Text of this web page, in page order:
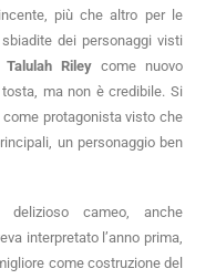
più che altro per le
dei personaggi visti
Talulah Rileycome nuovo
ma non è credibile. Si
come protagonista visto che
un personaggio ben
cameo, anche
interpretato l’anno prima,
come costruzione del